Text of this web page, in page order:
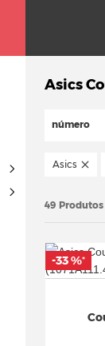
Asics
número
Asics
49 Produtos
-33 %*